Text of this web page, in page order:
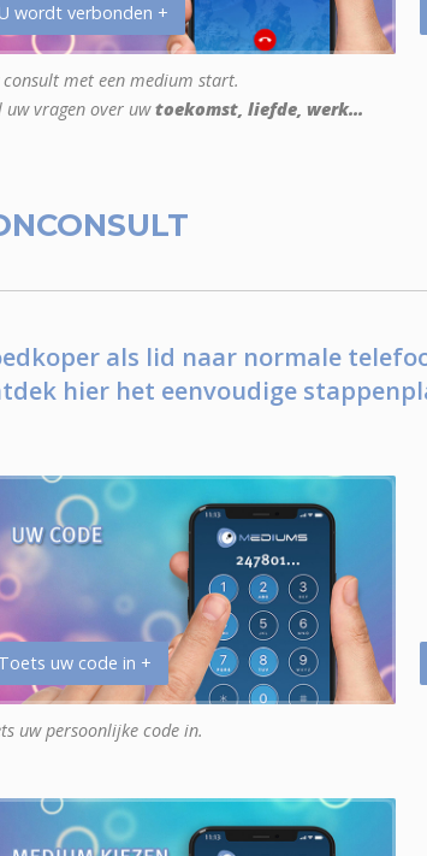
wordt verbonden +
consult met een medium start.
uw vragen over uwtoekomst, liefde, werk...
als lid naar normale
hier het eenvoudige
uw code in +
uw persoonlijke code in.